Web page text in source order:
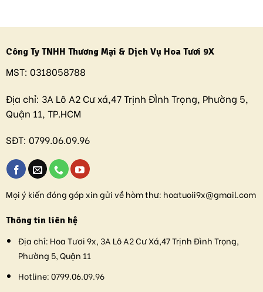
Công Ty TNHH Thương Mại & Dịch Vụ Hoa Tươi 9X
MST: 0318058788
Địa chỉ: 3A Lô A2 Cư xá,47 Trịnh ĐÌnh Trọng, Phường 5,
Quận 11, TP.HCM
SĐT: 0799.06.09.96
Mọi ý kiến đóng góp xin gửi về hòm thư: hoatuoii9x@gmail.com
Thông tin liên hệ
Địa chỉ: Hoa Tươi 9x, 3A Lô A2 Cư Xá,47 Trịnh Đình Trọng,
Phường 5, Quận 11
Hotline:0799.06.09.96